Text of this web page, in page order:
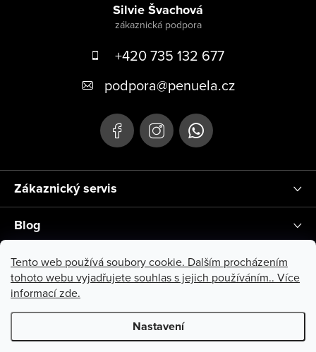
Tento web používá soubory cookie. Dalším procházením
tohoto webu vyjadřujete souhlas s jejich používáním.. Více
informacízde.
Nastavení
Silvie Švachová
+420 735 132 677
podpora@penuela.cz
Zákaznický servis
Blog
Instagram